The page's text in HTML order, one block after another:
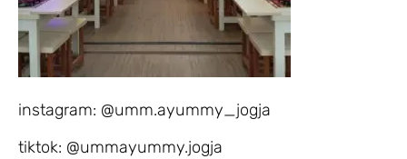
instagram: @umm.ayummy_jogja
tiktok: @ummayummy.jogja